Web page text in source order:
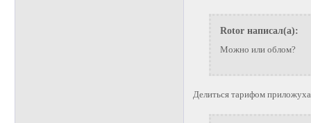
Rotor написал(а):
Можно или облом?
Делиться тарифом приложуха